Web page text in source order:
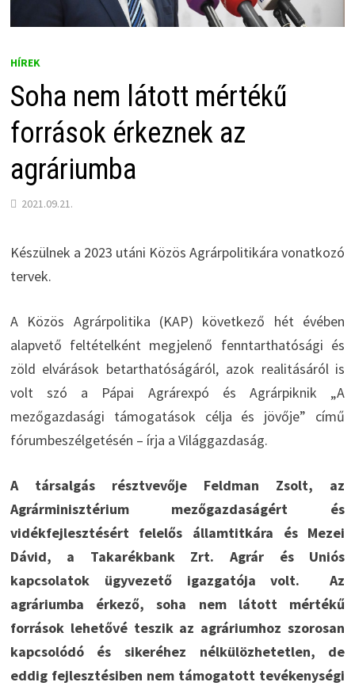
HÍREK
Soha nem látott mértékű
források érkeznek az
agráriumba
2021.09.21.
Készülnek a 2023 utáni Közös Agrárpolitikára vonatkozó
tervek.
A Közös Agrárpolitika (KAP) következő hét évében
alapvető feltételként megjelenő fenntarthatósági és
zöld elvárások betarthatóságáról, azok realitásáról is
volt szó a Pápai Agrárexpó és Agrárpiknik „A
mezőgazdasági támogatások célja és jövője” című
fórumbeszélgetésén – írja a Világgazdaság.
A társalgás résztvevője Feldman Zsolt, az
Agrárminisztérium mezőgazdaságért és
vidékfejlesztésért felelős államtitkára és Mezei
Dávid, a Takarékbank Zrt. Agrár és Uniós
kapcsolatok ügyvezető igazgatója volt. Az
agráriumba érkező, soha nem látott mértékű
források lehetővé teszik az agráriumhoz szorosan
kapcsolódó és sikeréhez nélkülözhetetlen, de
eddig fejlesztésiben nem támogatott tevékenységi